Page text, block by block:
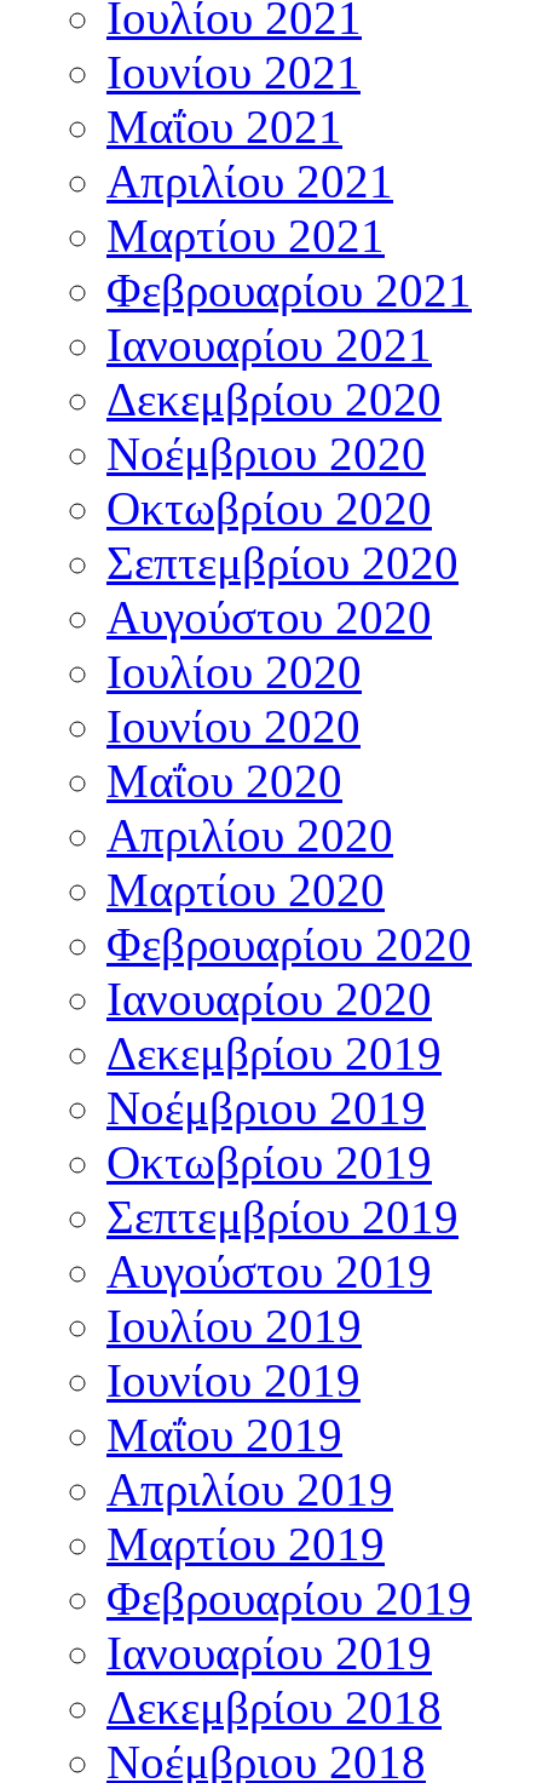
Ιουλίου 2021
Ιουνίου 2021
Μαΐου 2021
Απριλίου 2021
Μαρτίου 2021
Φεβρουαρίου 2021
Ιανουαρίου 2021
Δεκεμβρίου 2020
Νοέμβριου 2020
Οκτωβρίου 2020
Σεπτεμβρίου 2020
Αυγούστου 2020
Ιουλίου 2020
Ιουνίου 2020
Μαΐου 2020
Απριλίου 2020
Μαρτίου 2020
Φεβρουαρίου 2020
Ιανουαρίου 2020
Δεκεμβρίου 2019
Νοέμβριου 2019
Οκτωβρίου 2019
Σεπτεμβρίου 2019
Αυγούστου 2019
Ιουλίου 2019
Ιουνίου 2019
Μαΐου 2019
Απριλίου 2019
Μαρτίου 2019
Φεβρουαρίου 2019
Ιανουαρίου 2019
Δεκεμβρίου 2018
Νοέμβριου 2018